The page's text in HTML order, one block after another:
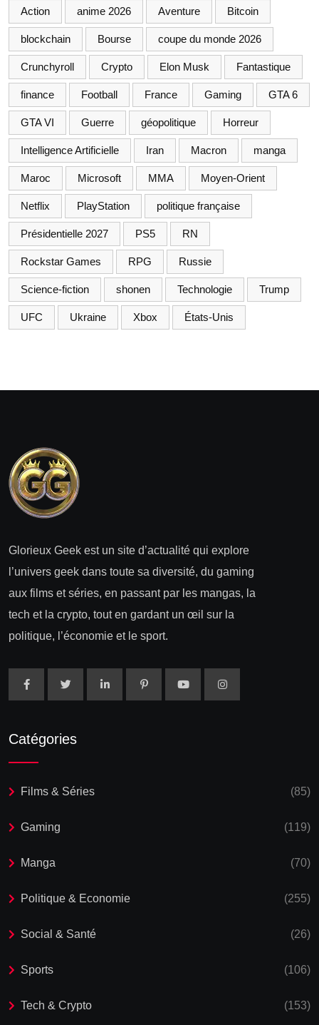
Action anime 2026 Aventure Bitcoin
blockchain Bourse coupe du monde 2026
Crunchyroll Crypto Elon Musk Fantastique
finance Football France Gaming GTA 6
GTA VI Guerre géopolitique Horreur
Intelligence Artificielle Iran Macron manga
Maroc Microsoft MMA Moyen-Orient
Netflix PlayStation politique française
Présidentielle 2027 PS5 RN
Rockstar Games RPG Russie
Science-fiction shonen Technologie Trump
UFC Ukraine Xbox États-Unis
Glorieux Geek est un site d’actualité qui explore
l’univers geek dans toute sa diversité, du gaming
aux films et séries, en passant par les mangas, la
tech et la crypto, tout en gardant un œil sur la
politique, l’économie et le sport.
Catégories
Films & Séries (85)
Gaming (119)
Manga (70)
Politique & Economie (255)
Social & Santé (26)
Sports (106)
Tech & Crypto (153)